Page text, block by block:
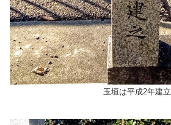
玉垣は平成2年建立